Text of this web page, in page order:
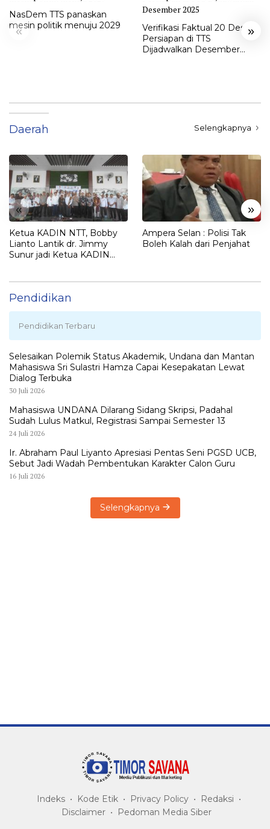
« »
NasDem TTS panaskan
mesin politik menuju 2029
Verifikasi Faktual 20 Desa
Persiapan di TTS
Dijadwalkan Desember
Daerah Selengkapnya
« »
Ketua KADIN NTT, Bobby
Lianto Lantik dr. Jimmy
Sunur jadi Ketua KADIN
Ampera Selan : Polisi Tak
Boleh Kalah dari Penjahat
Pendidikan
Pendidikan Terbaru
Selesaikan Polemik Status Akademik, Undana dan Mantan
Mahasiswa Sri Sulastri Hamza Capai Kesepakatan Lewat
Dialog Terbuka
30 Juli 2026
Mahasiswa UNDANA Dilarang Sidang Skripsi, Padahal
Sudah Lulus Matkul, Registrasi Sampai Semester 13
24 Juli 2026
Ir. Abraham Paul Liyanto Apresiasi Pentas Seni PGSD UCB,
Sebut Jadi Wadah Pembentukan Karakter Calon Guru
16 Juli 2026
Selengkapnya
Indeks Kode Etik Privacy Policy
Redaksi
Disclaimer
Pedoman Media Siber